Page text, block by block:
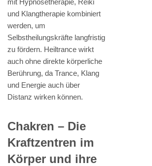
und Klangtherapie kombiniert
werden, um
Selbstheilungskräfte langfristig
zu fördern. Heiltrance wirkt
auch ohne direkte körperliche
Berührung, da Trance, Klang
und Energie auch über
Distanz wirken können.
Chakren – Die
Kraftzentren im
Körper und ihre